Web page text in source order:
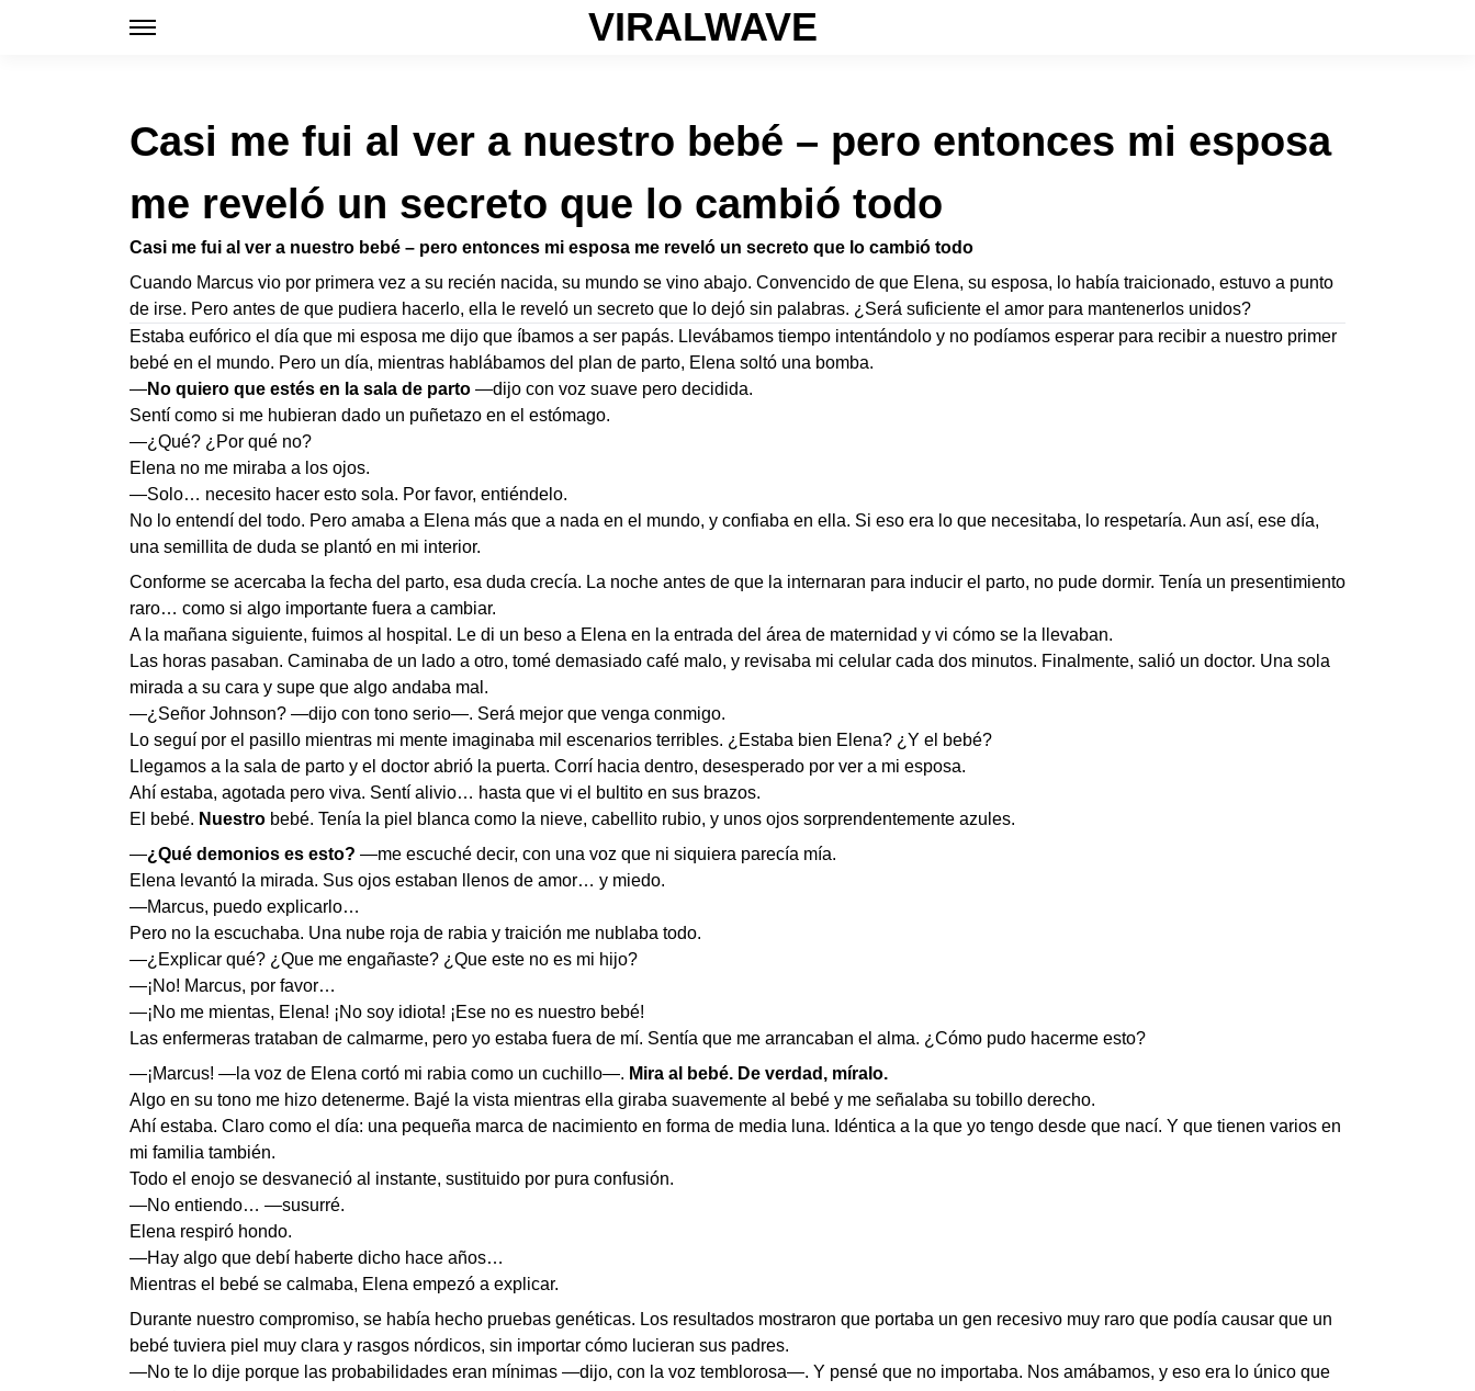
VIRALWAVE
Casi me fui al ver a nuestro bebé – pero entonces mi esposa
me reveló un secreto que lo cambió todo
Casi me fui al ver a nuestro bebé – pero entonces mi esposa me reveló un secreto que lo cambió todo
Cuando Marcus vio por primera vez a su recién nacida, su mundo se vino abajo. Convencido de que Elena, su esposa, lo había traicionado, estuvo a punto
de irse. Pero antes de que pudiera hacerlo, ella le reveló un secreto que lo dejó sin palabras. ¿Será suficiente el amor para mantenerlos unidos?
Estaba eufórico el día que mi esposa me dijo que íbamos a ser papás. Llevábamos tiempo intentándolo y no podíamos esperar para recibir a nuestro primer
bebé en el mundo. Pero un día, mientras hablábamos del plan de parto, Elena soltó una bomba.
—No quiero que estés en la sala de parto —dijo con voz suave pero decidida.
Sentí como si me hubieran dado un puñetazo en el estómago.
—¿Qué? ¿Por qué no?
Elena no me miraba a los ojos.
—Solo… necesito hacer esto sola. Por favor, entiéndelo.
No lo entendí del todo. Pero amaba a Elena más que a nada en el mundo, y confiaba en ella. Si eso era lo que necesitaba, lo respetaría. Aun así, ese día,
una semillita de duda se plantó en mi interior.
Conforme se acercaba la fecha del parto, esa duda crecía. La noche antes de que la internaran para inducir el parto, no pude dormir. Tenía un presentimiento
raro… como si algo importante fuera a cambiar.
A la mañana siguiente, fuimos al hospital. Le di un beso a Elena en la entrada del área de maternidad y vi cómo se la llevaban.
Las horas pasaban. Caminaba de un lado a otro, tomé demasiado café malo, y revisaba mi celular cada dos minutos. Finalmente, salió un doctor. Una sola
mirada a su cara y supe que algo andaba mal.
—¿Señor Johnson? —dijo con tono serio—. Será mejor que venga conmigo.
Lo seguí por el pasillo mientras mi mente imaginaba mil escenarios terribles. ¿Estaba bien Elena? ¿Y el bebé?
Llegamos a la sala de parto y el doctor abrió la puerta. Corrí hacia dentro, desesperado por ver a mi esposa.
Ahí estaba, agotada pero viva. Sentí alivio… hasta que vi el bultito en sus brazos.
El bebé. Nuestro bebé. Tenía la piel blanca como la nieve, cabellito rubio, y unos ojos sorprendentemente azules.
—¿Qué demonios es esto? —me escuché decir, con una voz que ni siquiera parecía mía.
Elena levantó la mirada. Sus ojos estaban llenos de amor… y miedo.
—Marcus, puedo explicarlo…
Pero no la escuchaba. Una nube roja de rabia y traición me nublaba todo.
—¿Explicar qué? ¿Que me engañaste? ¿Que este no es mi hijo?
—¡No! Marcus, por favor…
—¡No me mientas, Elena! ¡No soy idiota! ¡Ese no es nuestro bebé!
Las enfermeras trataban de calmarme, pero yo estaba fuera de mí. Sentía que me arrancaban el alma. ¿Cómo pudo hacerme esto?
—¡Marcus! —la voz de Elena cortó mi rabia como un cuchillo—. Mira al bebé. De verdad, míralo.
Algo en su tono me hizo detenerme. Bajé la vista mientras ella giraba suavemente al bebé y me señalaba su tobillo derecho.
Ahí estaba. Claro como el día: una pequeña marca de nacimiento en forma de media luna. Idéntica a la que yo tengo desde que nací. Y que tienen varios en
mi familia también.
Todo el enojo se desvaneció al instante, sustituido por pura confusión.
—No entiendo… —susurré.
Elena respiró hondo.
—Hay algo que debí haberte dicho hace años…
Mientras el bebé se calmaba, Elena empezó a explicar.
Durante nuestro compromiso, se había hecho pruebas genéticas. Los resultados mostraron que portaba un gen recesivo muy raro que podía causar que un
bebé tuviera piel muy clara y rasgos nórdicos, sin importar cómo lucieran sus padres.
—No te lo dije porque las probabilidades eran mínimas —dijo, con la voz temblorosa—. Y pensé que no importaba. Nos amábamos, y eso era lo único que